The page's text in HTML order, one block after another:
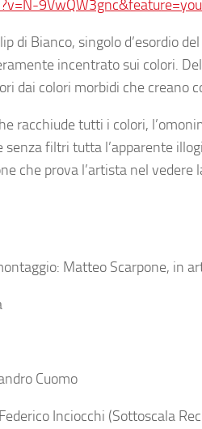
di Bianco, singolo d’esordio
incentrato sui colori.
dai colori morbidi che creano
racchiude tutti i colori,
filtri tutta l’apparente
che prova l’artista nel
Matteo Scarpone, in
Cuomo
Inciocchi (Sottoscala